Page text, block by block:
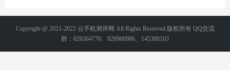
Copyright @ 2021-2022 云手机测评网 All Rights Reserved.版权所有 QQ交流
群：626364776、928960986、145388163